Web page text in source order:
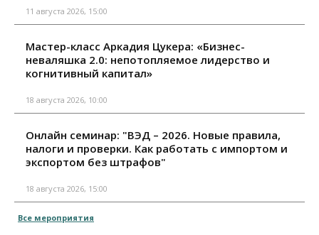
11 августа 2026, 15:00
Мастер-класс Аркадия Цукера: «Бизнес-
неваляшка 2.0: непотопляемое лидерство и
когнитивный капитал»
18 августа 2026, 10:00
Онлайн семинар: "ВЭД – 2026. Новые правила,
налоги и проверки. Как работать с импортом и
экспортом без штрафов"
18 августа 2026, 15:00
Все мероприятия